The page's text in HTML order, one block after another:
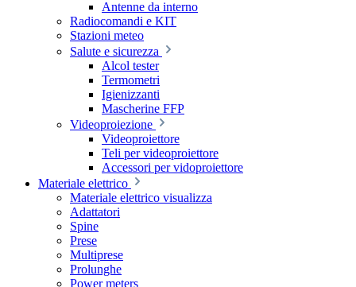
Antenne da interno
Radiocomandi e KIT
Stazioni meteo
Salute e sicurezza
Alcol tester
Termometri
Igienizzanti
Mascherine FFP
Videoproiezione
Videoproiettore
Teli per videoproiettore
Accessori per vidoproiettore
Materiale elettrico
Materiale elettrico visualizza
Adattatori
Spine
Prese
Multiprese
Prolunghe
Power meters